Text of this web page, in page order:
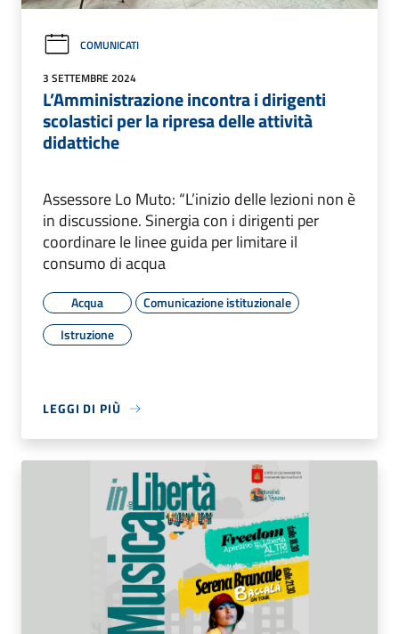
COMUNICATI
3 SETTEMBRE 2024
L’Amministrazione incontra i dirigenti
scolastici per la ripresa delle attività
didattiche
Assessore Lo Muto: “L’inizio delle lezioni non è
in discussione. Sinergia con i dirigenti per
coordinare le linee guida per limitare il
consumo di acqua
Acqua
Comunicazione istituzionale
Istruzione
LEGGI DI PIÙ